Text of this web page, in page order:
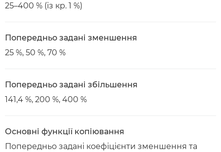
25–400 % (із кр. 1 %)
Попередньо задані зменшення
25 %, 50 %, 70 %
Попередньо задані збільшення
141,4 %, 200 %, 400 %
Основні функції копіювання
Попередньо задані коефіцієнти зменшення та